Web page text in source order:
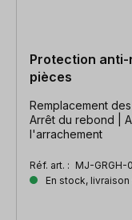
Protection
pièces
Remplacement
Arrêt du rebond |
l'arrachement
Réf. art. : MJ-GRGH-
En stock,